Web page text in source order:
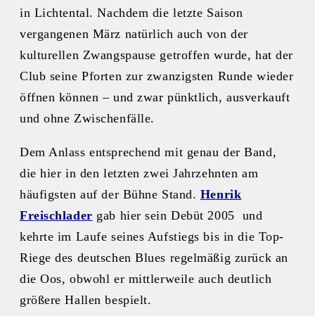
in Lichtental. Nachdem die letzte Saison
vergangenen März natürlich auch von der
kulturellen Zwangspause getroffen wurde, hat der
Club seine Pforten zur zwanzigsten Runde wieder
öffnen können – und zwar pünktlich, ausverkauft
und ohne Zwischenfälle.
Dem Anlass entsprechend mit genau der Band,
die hier in den letzten zwei Jahrzehnten am
häufigsten auf der Bühne Stand. Henrik
Freischlader gab hier sein Debüt 2005 und
kehrte im Laufe seines Aufstiegs bis in die Top-
Riege des deutschen Blues regelmäßig zurück an
die Oos, obwohl er mittlerweile auch deutlich
größere Hallen bespielt.